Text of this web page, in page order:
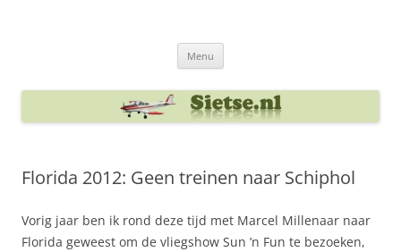
Menu
Florida 2012: Geen treinen naar Schiphol
Vorig jaar ben ik rond deze tijd met Marcel Millenaar naar
Florida geweest om de vliegshow Sun ’n Fun te bezoeken,